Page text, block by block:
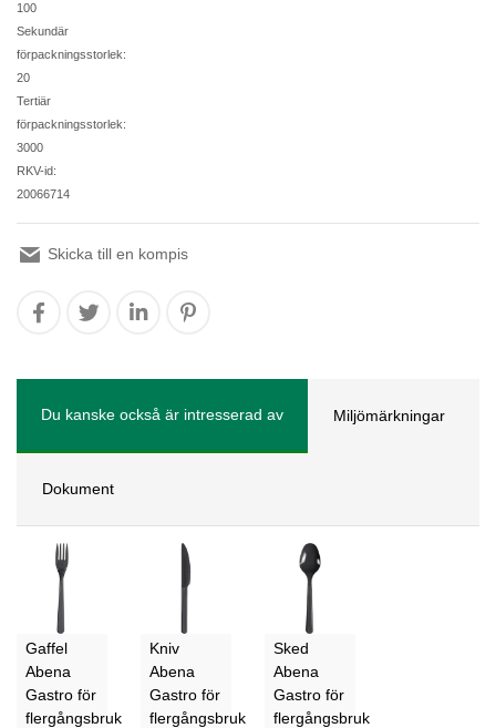
100
Sekundär
förpackningsstorlek:
20
Tertiär
förpackningsstorlek:
3000
RKV-id:
20066714
Skicka till en kompis
Du kanske också är intresserad av Miljömärkningar
Dokument
Gaffel
Abena
Gastro för
flergångsbruk
Kniv
Abena
Gastro för
flergångsbruk
Sked
Abena
Gastro för
flergångsbruk